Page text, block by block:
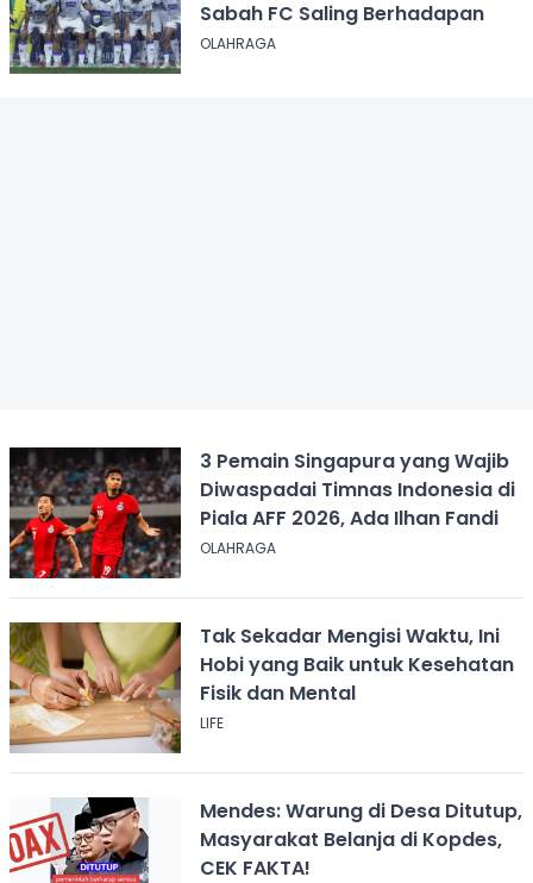
Sabah FC Saling Berhadapan
OLAHRAGA
3 Pemain Singapura yang Wajib
Diwaspadai Timnas Indonesia di
Piala AFF 2026, Ada Ilhan Fandi
OLAHRAGA
Tak Sekadar Mengisi Waktu, Ini
Hobi yang Baik untuk Kesehatan
Fisik dan Mental
LIFE
Mendes: Warung di Desa Ditutup,
Masyarakat Belanja di Kopdes,
CEK FAKTA!